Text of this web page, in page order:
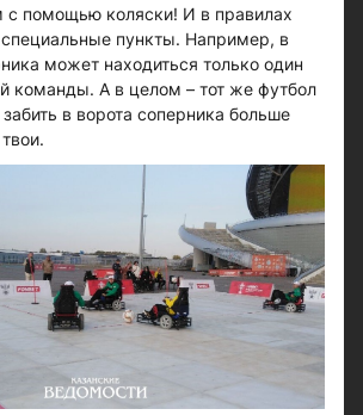
с помощью коляски! И в правилах
пункты. Например, в
может находиться только один
команды. А в целом – тот же футбол
в ворота соперника больше